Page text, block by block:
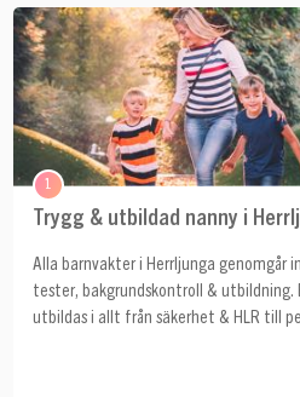
1
Trygg & utbildad nanny i
Alla barnvakter i Herrljunga genomgår
tester, bakgrundskontroll & utbildning.
utbildas i allt från säkerhet & HLR till